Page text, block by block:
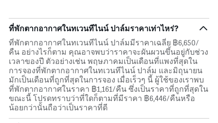
ที่พักตากอากาศในทเวนทีไนน์ ปาล์มราคาเท่าไหร่?
ที่พักตากอากาศในทเวนทีไนน์ ปาล์มมีราคาเฉลี่ย ฿6,650/
คืน อย่างไรก็ตาม คุณอาจพบว่าราคาจะผันผวนขึ้นอยู่กับช่วง
เวลาของปี ตัวอย่างเช่น พฤษภาคมเป็นเดือนที่แพงที่สุดใน
การจองที่พักตากอากาศในทเวนทีไนน์ ปาล์ม และมิถุนายน
มักเป็นเดือนที่ถูกที่สุดในการจอง เมื่อเร็วๆ นี้ ผู้ใช้ของเราพบ
ที่พักตากอากาศในราคา ฿1,161/คืน ซึ่งเป็นราคาที่ถูกที่สุดใน
ขณะนี้ โปรดทราบว่าที่ใดก็ตามที่มีราคา ฿6,446/คืนหรือ
น้อยกว่านั้นถือว่าเป็นราคาที่ดี